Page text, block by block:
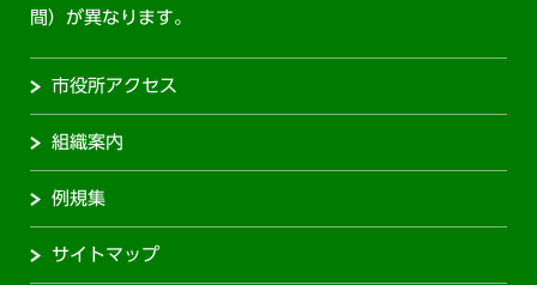
間）が異なります。
市役所アクセス
組織案内
例規集
サイトマップ